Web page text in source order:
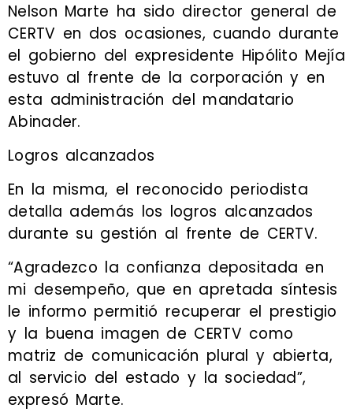
Nelson Marte ha sido director general de
CERTV en dos ocasiones, cuando durante
el gobierno del expresidente Hipólito Mejía
estuvo al frente de la corporación y en
esta administración del mandatario
Abinader.
Logros alcanzados
En la misma, el reconocido periodista
detalla además los logros alcanzados
durante su gestión al frente de CERTV.
“Agradezco la confianza depositada en
mi desempeño, que en apretada síntesis
le informo permitió recuperar el prestigio
y la buena imagen de CERTV como
matriz de comunicación plural y abierta,
al servicio del estado y la sociedad”,
expresó Marte.